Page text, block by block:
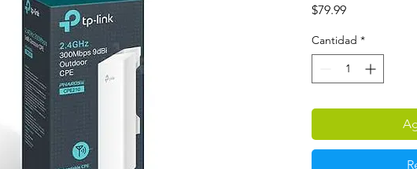
$79.99Precio
Cantidad *